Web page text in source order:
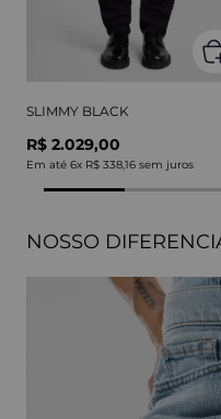
SLIMMY BLACK
R$ 2.029,00
Em até 6x R$ 338,16 sem juros
NOSSO